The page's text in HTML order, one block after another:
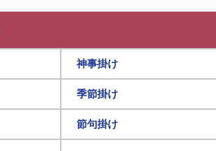
神事掛け
季節掛け
節句掛け